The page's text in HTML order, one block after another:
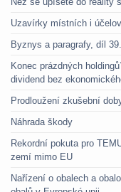
Uzavírky místních i
Byznys a paragrafy, díl
Konec prázdných
dividend bez
Prodloužení zkušební
Náhrada škody
Rekordní pokuta pro
zemí mimo EU
Nařízení o obalech a